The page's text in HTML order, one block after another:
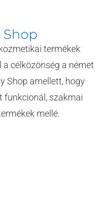
Shop
termékek
célközönség a német
Shop amellett, hogy
funkcionál, szakmai
mellé.